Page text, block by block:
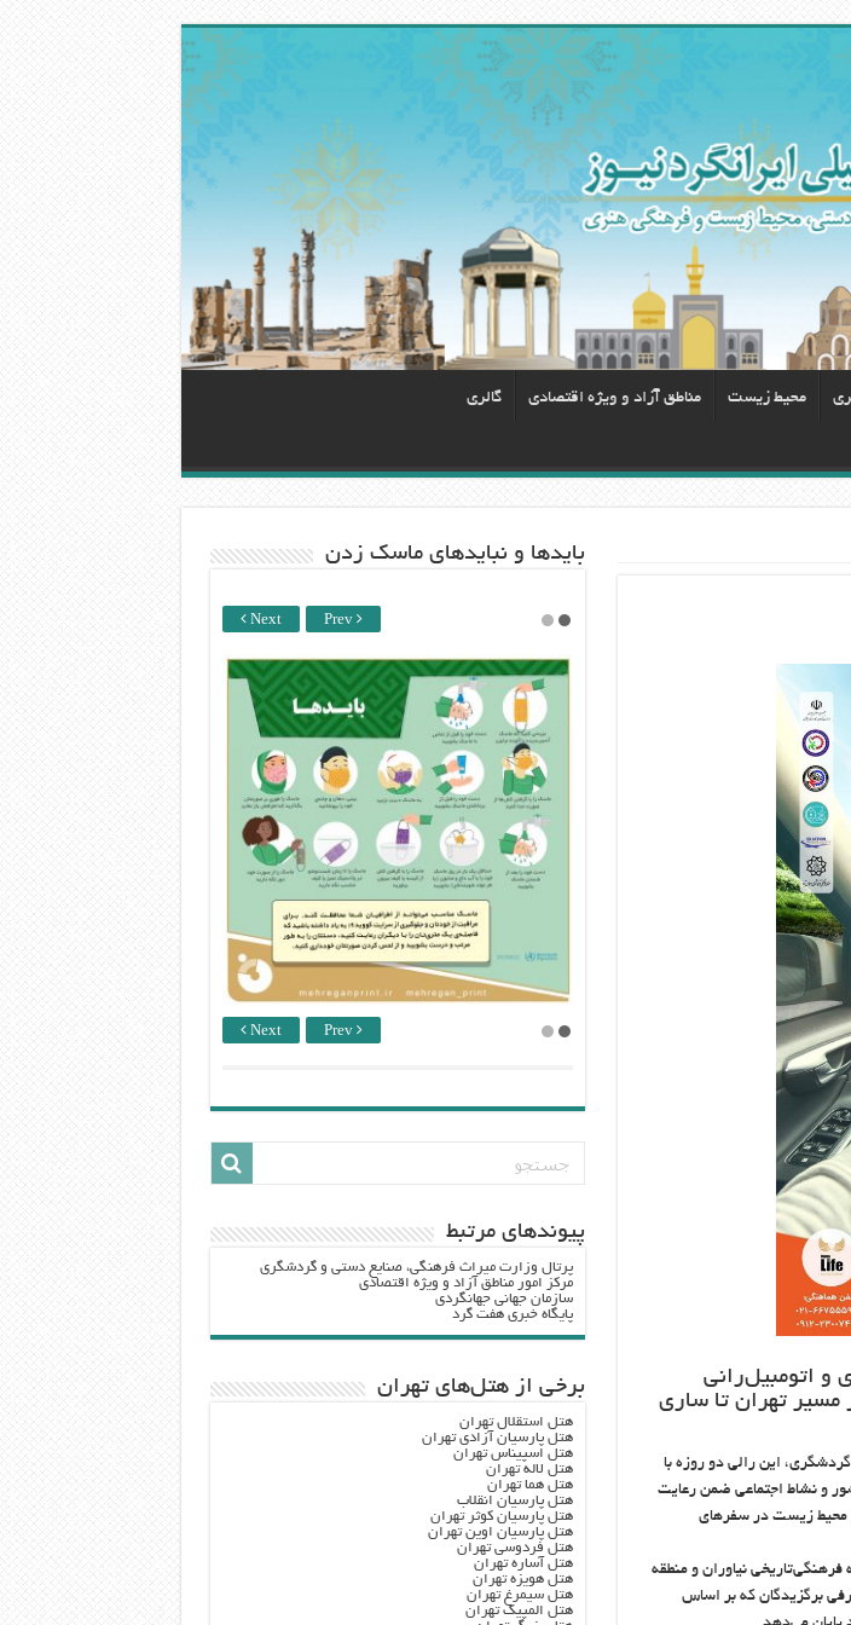
محيط زيست مناطق آزاد و ویژه اقتصادی گالری
و اتومبیل‌رانی
مسیر تهران تا ساری
این رالی دو روزه با
و نشاط اجتماعی ضمن رعایت
محیط زیست در سفرهای
۲۹ اردیبهشت‌ماه ۱۴۰۱ با حمایت مجموعه فرهنگی‌تاریخی نیاوران و منطقه
و روز جمعه ۳۰ اردیبهشت‌ماه با معرفی برگزیدگان که بر اساس
باید‌ها و نبایدهای ماسک زدن
Next Prev
Next Prev
پيوندهاي مرتبط
پرتال وزارت ميراث فرهنگي، صنایع دستی و گردشگري
مرکز امور مناطق آزاد و ویژه اقتصادی
سازمان جهانی جهانگردی
پایگاه خبری هفت گرد
برخی از هتل‌های تهران
هتل استقلال تهران
هتل پارسیان آزادی تهران
هتل اسپیناس تهران
هتل لاله تهران
هتل هما تهران
هتل پارسیان انقلاب
هتل پارسیان کوثر تهران
هتل پارسیان اوین تهران
هتل فردوسی تهران
هتل آساره تهران
هتل هویزه تهران
هتل سیمرغ تهران
هتل المپیک تهران